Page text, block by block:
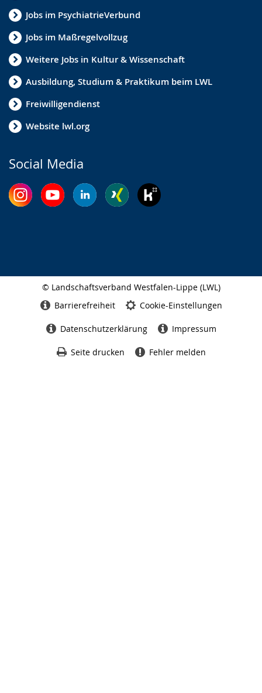
Jobs im PsychiatrieVerbund
Jobs im Maßregelvollzug
Weitere Jobs in Kultur & Wissenschaft
Ausbildung, Studium & Praktikum beim LWL
Freiwilligendienst
Website lwl.org
Social Media
© Landschaftsverband Westfalen-Lippe (LWL)
Barrierefreiheit Cookie-Einstellungen
Datenschutzerklärung Impressum
Seite drucken Fehler melden